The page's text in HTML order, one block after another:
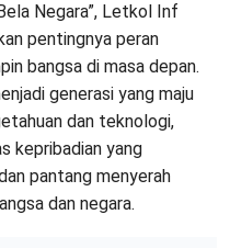
Negara”, Letkol Inf
pentingnya peran
bangsa di masa depan.
generasi yang maju
dan teknologi,
kepribadian yang
pantang menyerah
dan negara.